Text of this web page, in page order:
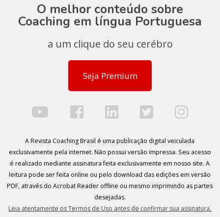
O melhor conteúdo sobre
Coaching em língua Portuguesa
a um clique do seu cerébro
Seja Premium
A Revista Coaching Brasil é uma publicação digital veiculada
exclusivamente pela internet. Não possui versão impressa. Seu acesso
é realizado mediante assinatura feita exclusivamente em nosso site. A
leitura pode ser feita online ou pelo download das edições em versão
PDF, através do Acrobat Reader offline ou mesmo imprimindo as partes
desejadas.
Leia atentamente os Termos de Uso antes de confirmar sua assinatura.